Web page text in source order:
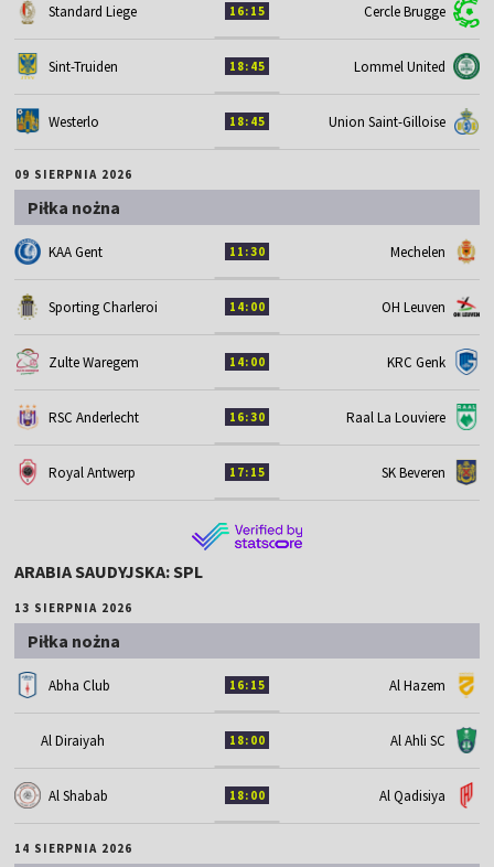
Standard Liege 16:15 Cercle Brugge
Sint-Truiden 18:45 Lommel United
Westerlo 18:45 Union Saint-Gilloise
09 SIERPNIA 2026
Piłka nożna
KAA Gent 11:30 Mechelen
Sporting Charleroi 14:00 OH Leuven
Zulte Waregem 14:00 KRC Genk
RSC Anderlecht 16:30 Raal La Louviere
Royal Antwerp 17:15 SK Beveren
ARABIA SAUDYJSKA: SPL
13 SIERPNIA 2026
Piłka nożna
Abha Club 16:15 Al Hazem
Al Diraiyah 18:00 Al Ahli SC
Al Shabab 18:00 Al Qadisiya
14 SIERPNIA 2026